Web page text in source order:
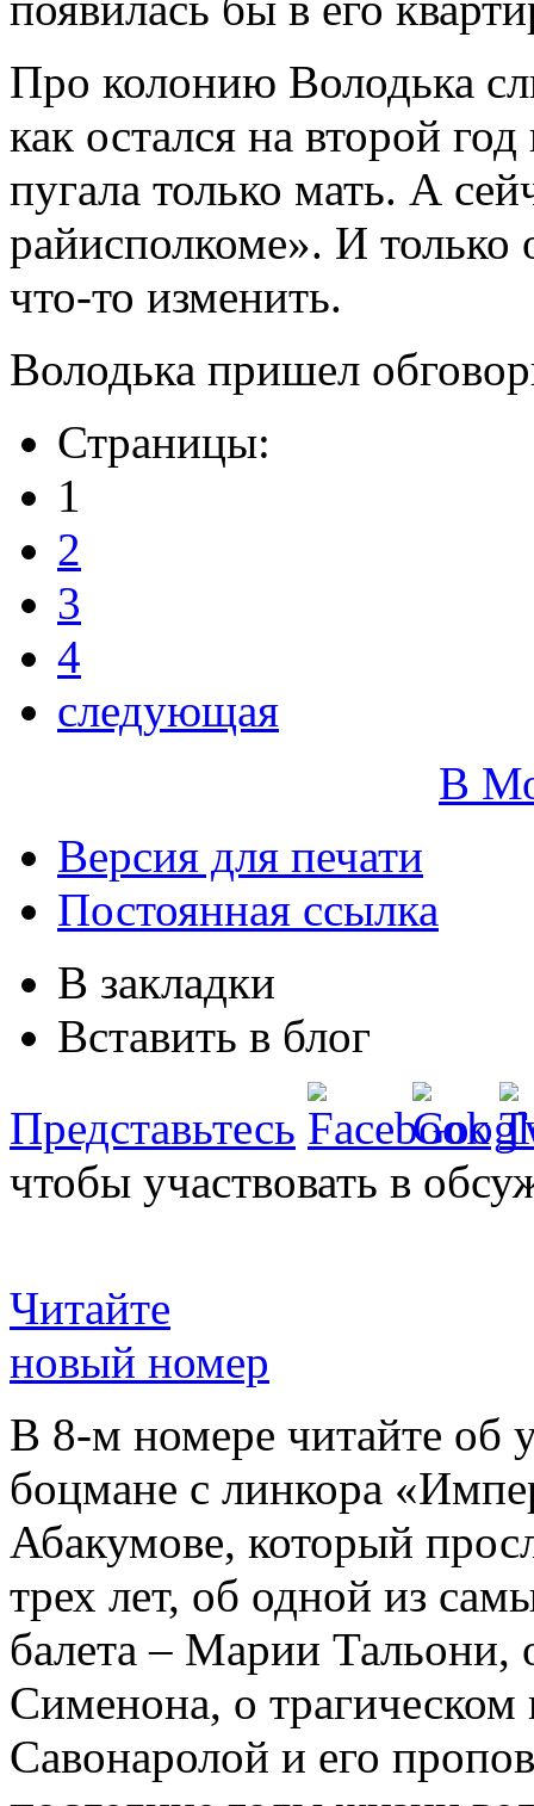
Про колонию Володька
как остался на второй
пугала только мать. А
райисполкоме». И
что-то изменить.
Володька пришел
Страницы:
1
2
3
4
следующая
В
Версия для печати
Постоянная ссылка
В закладки
Вставить в блог
Представьтесь
чтобы участвовать в
Читайте
новый номер
В 8-м номере читайте об
боцмане с линкора
Абакумове, который
трех лет, об одной из
балета – Марии
Сименона, о трагическом
Савонаролой и его